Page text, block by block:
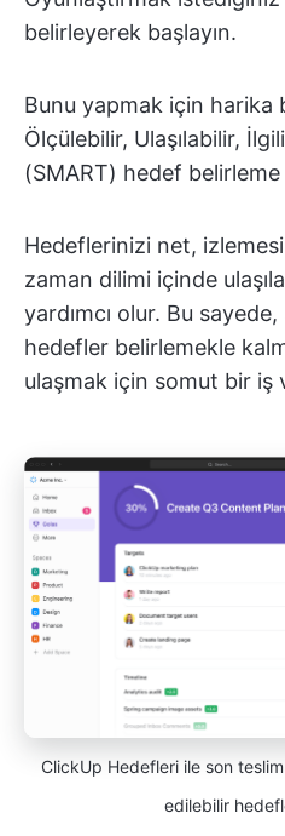
belirleyerek başlayın.
Bunu yapmak için harika
Ölçülebilir, Ulaşılabilir, İlgili
(SMART) hedef
Hedeflerinizi net,
zaman dilimi içinde
yardımcı olur. Bu
hedefler belirlemekle
ulaşmak için somut bir iş
ClickUp Hedefleri ile son
edilebilir